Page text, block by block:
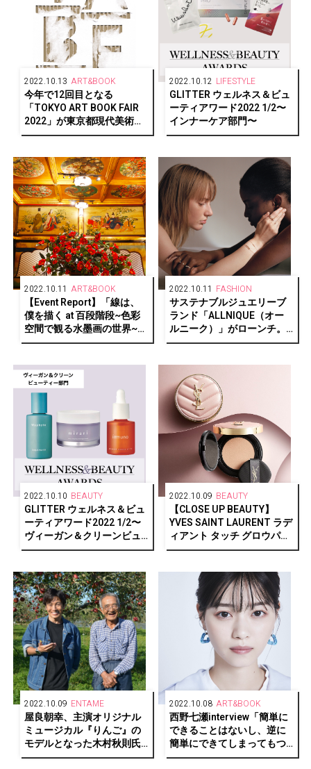
2022.10.13 ART&BOOK
今年で12回目となる
「TOKYO ART BOOK FAIR
2022」が東京都現代美術館
で開催！
2022.10.12 LIFESTYLE
GLITTER ウェルネス＆ビュ
ーティアワード2022 1/2〜
インナーケア部門〜
2022.10.11 ART&BOOK
【Event Report】「線は、
僕を描く at 百段階段~色彩
空間で観る水墨画の世界~」
がホテル雅叙園東京にて開
2022.10.11 FASHION
サステナブルジュエリーブ
ランド「ALLNIQUE（オー
ルニーク）」がローンチ。
古澤朋子、小林モー子、福
ンも
2022.10.10 BEAUTY
GLITTER ウェルネス＆ビュ
ーティアワード2022 1/2〜
ヴィーガン＆クリーンビュ
ーティー部門〜
2022.10.09 BEAUTY
【CLOSE UP BEAUTY】
YVES SAINT LAURENT ラデ
ィアント タッチ グロウパク
ト
2022.10.09 ENTAME
屋良朝幸、主演オリジナル
ミュージカル『りんご』の
モデルとなった木村秋則氏
のりんご畑を訪問
2022.10.08 ART&BOOK
西野七瀬interview「簡単に
できることはないし、逆に
簡単にできてしまってもつ
まらない。追い込まれてい